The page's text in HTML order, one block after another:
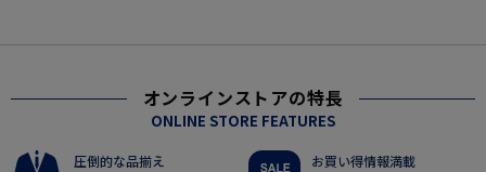
オンラインストアの特長
ONLINE STORE FEATURES
圧倒的な品揃え お買い得情報満載